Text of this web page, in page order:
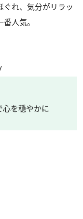
ぐれ、気分がリラッ
人気。
心を穏やかに